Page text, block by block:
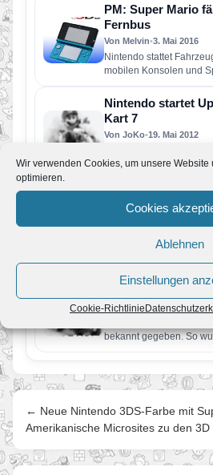
Wir verwenden Cookies, um unsere Website
optimieren.
Cookies
Ablehnen
Einstellungen
Cookie-Richtlinie
PM: Super Mario
Fernbus
Von Melvin•3. Mai 2016
Nintendo stattet
mobilen Konsolen und
Passagiere von
Nintendo startet
Kart 7
Von JoKo•19. Mai 2012
erste Patch für Mario
an! (PM)
Von JoKo•28. November
Mario Kart 7: Rennspaß
Neue
Von JoKo•13. November
bekannt gegeben. So
Tracks veröffentlicht,
← Neue Nintendo 3DS-Farbe mit
Amerikanische Microsites zu den